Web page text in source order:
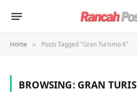
Home » Posts Tagged "Gran Turismo 6"
BROWSING: GRAN